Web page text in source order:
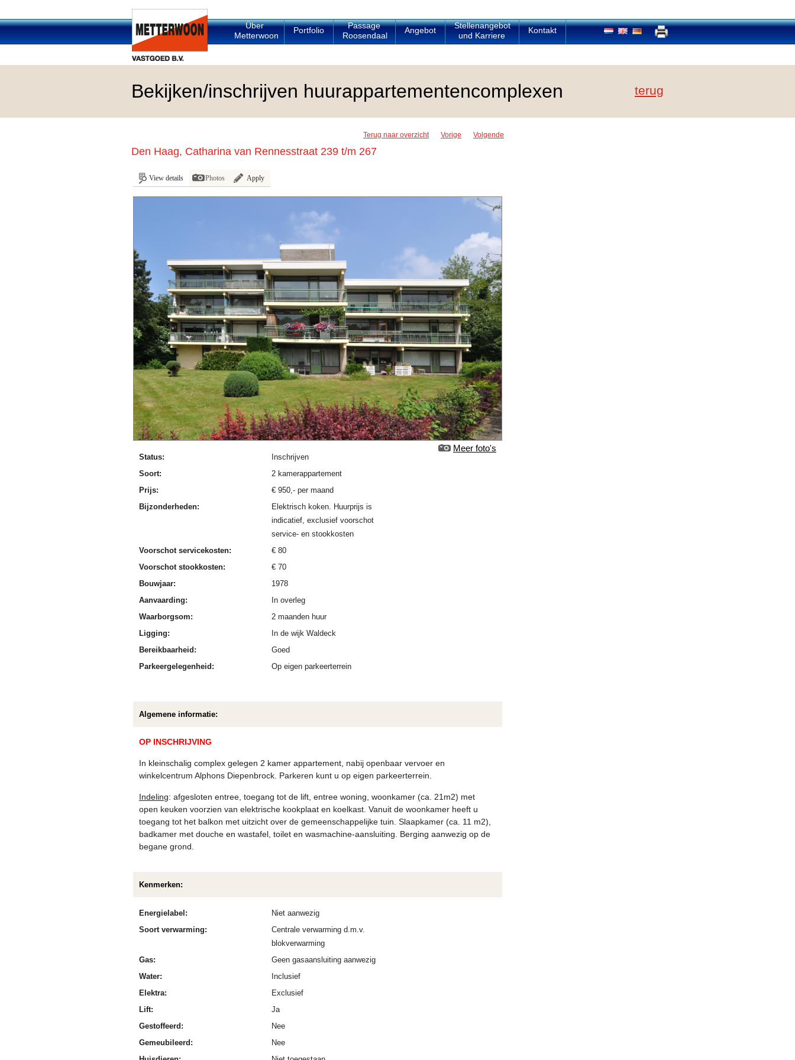
Über
Metterwoon
Portfolio
Passage
Roosendaal
Angebot
Stellenangebot
und Karriere
Kontakt
Bekijken/inschrijven huurappartementencomplexen terug
Terug naar overzicht Vorige Volgende
Den Haag, Catharina van Rennesstraat 239 t/m 267
View details Photos Apply
Meer foto's
Status:
Inschrijven
Soort:
2 kamerappartement
Prijs:
€950,- per maand
Bijzonderheden:
Elektrisch koken. Huurprijs is
indicatief, exclusief voorschot
service- en stookkosten
Voorschot servicekosten:
€ 80
Voorschot stookkosten:
€ 70
Bouwjaar:
1978
Aanvaarding:
In overleg
Waarborgsom:
2 maanden huur
Ligging:
In de wijk Waldeck
Bereikbaarheid:
Goed
Parkeergelegenheid:
Op eigen parkeerterrein
Algemene informatie:
OP INSCHRIJVING
In kleinschalig complex gelegen 2 kamer appartement, nabij openbaar vervoer en
winkelcentrum Alphons Diepenbrock. Parkeren kunt u op eigen parkeerterrein.
Indeling: afgesloten entree, toegang tot de lift, entree woning, woonkamer (ca. 21m2) met
open keuken voorzien van elektrische kookplaat en koelkast. Vanuit de woonkamer heeft u
toegang tot het balkon met uitzicht over de gemeenschappelijke tuin. Slaapkamer (ca. 11 m2),
badkamer met douche en wastafel, toilet en wasmachine-aansluiting. Berging aanwezig op de
begane grond.
Kenmerken:
Energielabel:
Niet aanwezig
Soort verwarming:
Centrale verwarming d.m.v.
blokverwarming
Gas:
Geen gasaansluiting aanwezig
Water:
Inclusief
Elektra:
Exclusief
Lift:
Ja
Gestoffeerd:
Nee
Gemeubileerd:
Nee